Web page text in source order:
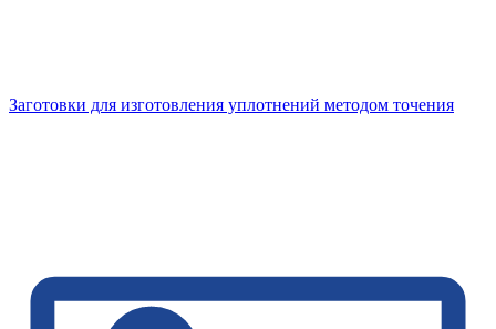
Заготовки для изготовления уплотнений методом точения